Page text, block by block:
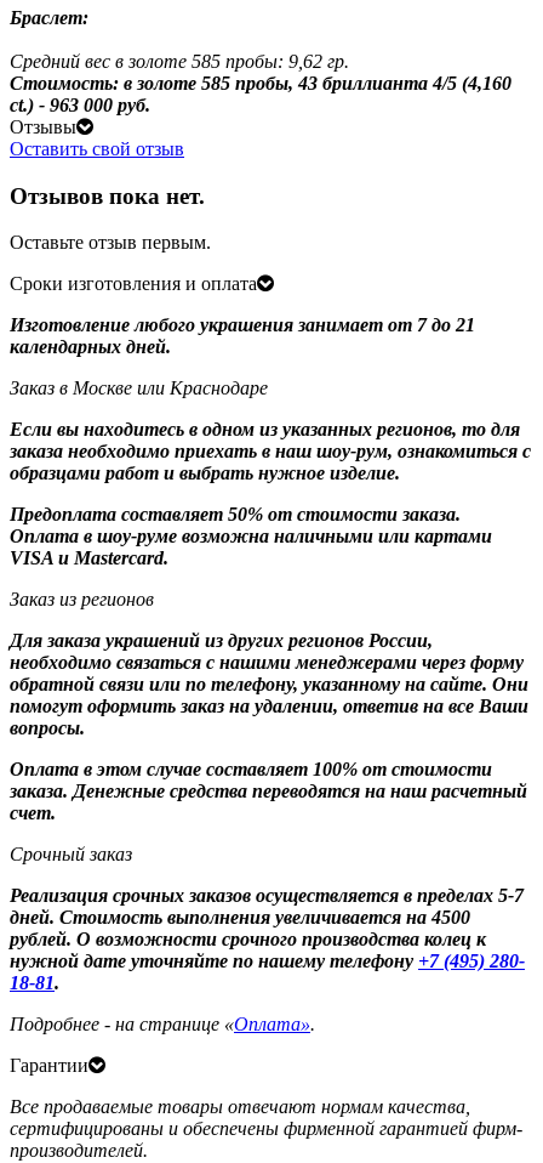
Браслет:
Средний вес в золоте 585 пробы: 9,62 гр.
Стоимость: в золоте 585 пробы, 43 бриллианта 4/5 (4,160
ct.) - 963 000 руб.
Отзывы
Оставить свой отзыв
Отзывов пока нет.
Оставьте отзыв первым.
Сроки изготовления и оплата
Изготовление любого украшения занимает от 7 до 21
календарных дней.
Заказ в Москве или Краснодаре
Если вы находитесь в одном из указанных регионов, то для
заказа необходимо приехать в наш шоу-рум, ознакомиться с
образцами работ и выбрать нужное изделие.
Предоплата составляет 50% от стоимости заказа.
Оплата в шоу-руме возможна наличными или картами
VISA и Mastercard.
Заказ из регионов
Для заказа украшений из других регионов России,
необходимо связаться с нашими менеджерами через форму
обратной связи или по телефону, указанному на сайте. Они
помогут оформить заказ на удалении, ответив на все Ваши
вопросы.
Оплата в этом случае составляет 100% от стоимости
заказа. Денежные средства переводятся на наш расчетный
счет.
Срочный заказ
Реализация срочных заказов осуществляется в пределах 5-7
дней. Стоимость выполнения увеличивается на 4500
рублей. О возможности срочного производства колец к
нужной дате уточняйте по нашему телефону +7 (495) 280-
18-81.
Подробнее - на странице «Оплата».
Гарантии
Все продаваемые товары отвечают нормам качества,
сертифицированы и обеспечены фирменной гарантией фирм-
производителей.